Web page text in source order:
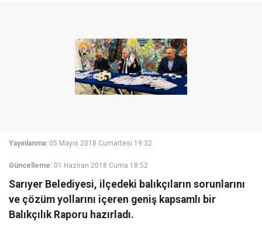
Yayınlanma: 05 Mayıs 2018 Cumartesi 19:32
Güncelleme: 01 Haziran 2018 Cuma 18:52
Sarıyer Belediyesi, ilçedeki balıkçıların sorunlarını
ve çözüm yollarını içeren geniş kapsamlı bir
Balıkçılık Raporu hazırladı.